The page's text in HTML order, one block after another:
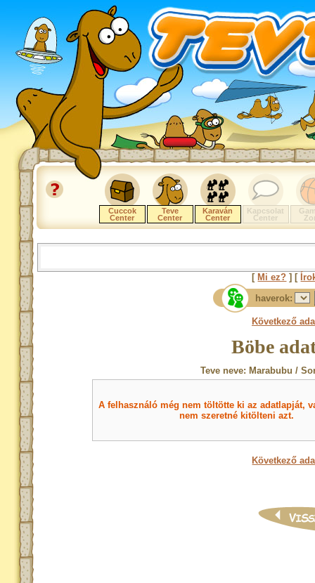
Cuccok
Center
Teve
Center
Karaván
Center
Kapcsolat
Center
[ Mi ez? ] [
haverok:
Következő
Böbe
Teve neve: Marabubu /
A felhasználó még nem töltötte ki az adatlapját,
nem szeretné kitölteni azt.
Következő